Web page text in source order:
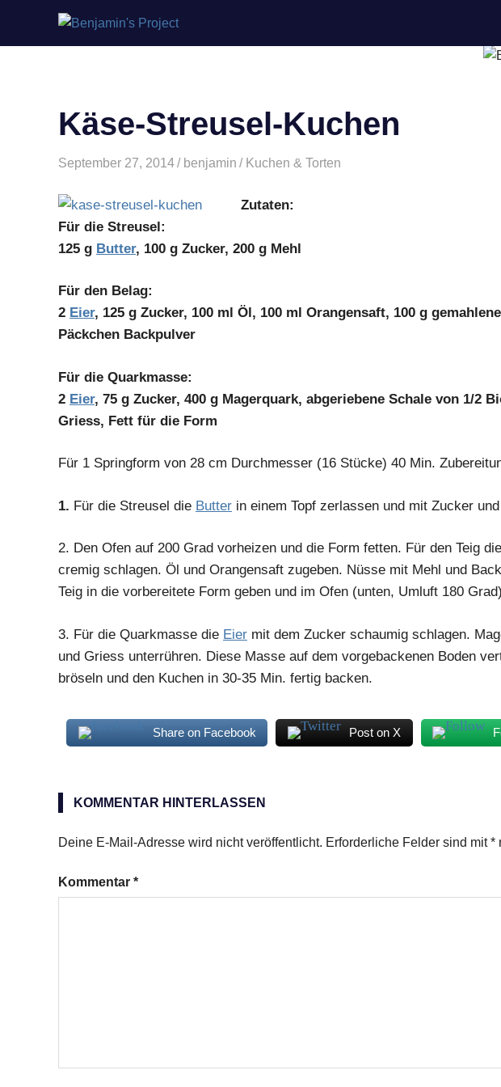
Käse-Streusel-Kuchen
September 27, 2014 benjamin Kuchen & Torten
Zutaten:
Für die Streusel:
125 g Butter, 100 g Zucker, 200 g Mehl
Für den Belag:
2 Eier, 125 g Zucker, 100 ml Öl, 100 ml Orangensaft, 100 g
Päckchen Backpulver
Für die Quarkmasse:
2 Eier, 75 g Zucker, 400 g Magerquark, abgeriebene Schale von 1/2
Griess, Fett für die Form
Für 1 Springform von 28 cm Durchmesser (16 Stücke) 40 Min.
1. Für die Streusel die Butter in einem Topf zerlassen und mit Zucker
2. Den Ofen auf 200 Grad vorheizen und die Form fetten. Für den Teig die
cremig schlagen. Öl und Orangensaft zugeben. Nüsse mit Mehl und
Teig in die vorbereitete Form geben und im Ofen (unten, Umluft 180
3. Für die Quarkmasse die Eier mit dem Zucker schaumig schlagen.
und Griess unterrühren. Diese Masse auf dem vorgebackenen Boden
bröseln und den Kuchen in 30-35 Min. fertig backen.
Share on Facebook Post on X
KOMMENTAR HINTERLASSEN
Deine E-Mail-Adresse wird nicht veröffentlicht. Erforderliche Felder sind mit*
Kommentar *